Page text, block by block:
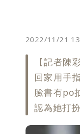
這
獨家
10點
苦茶
廉航
2022/11/21
【記者陳
回家用手
臉書有po
認為她打